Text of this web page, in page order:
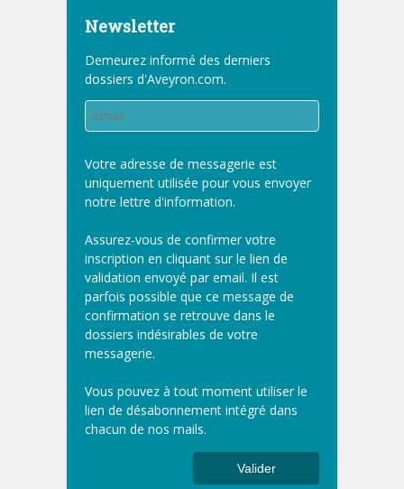
Newsletter
Demeurez informé des derniers
dossiers d'Aveyron.com.
Votre adresse de messagerie est
uniquement utilisée pour vous envoyer
notre lettre d'information.
Assurez-vous de confirmer votre
inscription en cliquant sur le lien de
validation envoyé par email. Il est
parfois possible que ce message de
confirmation se retrouve dans le
dossiers indésirables de votre
messagerie.
Vous pouvez à tout moment utiliser le
lien de désabonnement intégré dans
chacun de nos mails.